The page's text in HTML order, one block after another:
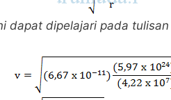
dapat dipelajari pada